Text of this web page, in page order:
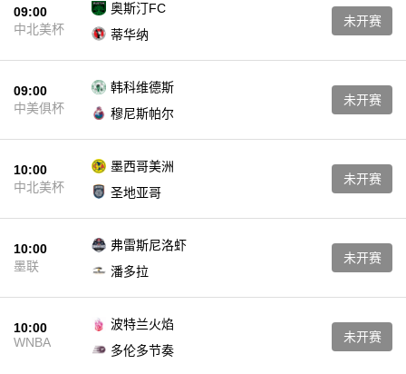
09:00
中北美杯
奥斯汀FC
蒂华纳
未开赛
09:00
中美俱杯
韩科维德斯
穆尼斯帕尔
未开赛
10:00
中北美杯
墨西哥美洲
圣地亚哥
未开赛
10:00
墨联
弗雷斯尼洛虾
潘多拉
未开赛
10:00
WNBA
波特兰火焰
多伦多节奏
未开赛